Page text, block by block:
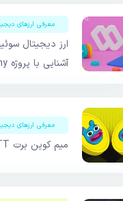
معرفی ارزهای
آشنایی با پروژه Sweat Economy
معرفی ارزهای
میم کوین برت BRETT چیست؟